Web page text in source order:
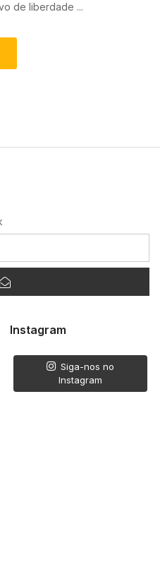
de liberdade ...
Instagram
Siga-nos no
Instagram